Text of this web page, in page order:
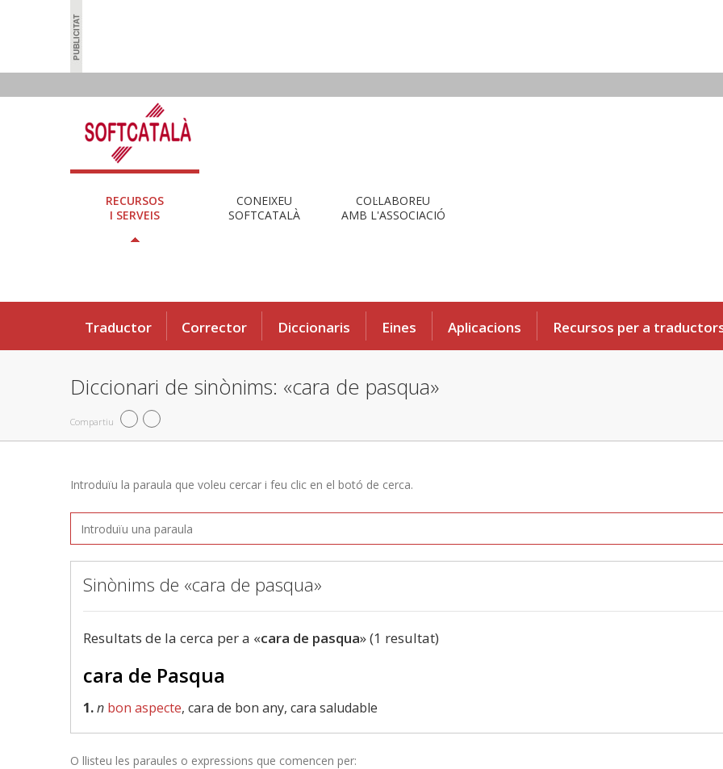
RECURSOS
I SERVEIS
CONEIXEU
SOFTCATALÀ
COL·LABOREU
AMB L'ASSOCIACIÓ
Traductor Corrector Diccionaris Eines Aplicacions Recursos per a
Diccionari de sinònims: «cara de pasqua»
Compartiu
Introduïu la paraula que voleu cercar i feu clic en el botó de cerca.
Sinònims de «cara de pasqua»
Resultats de la cerca per a «cara de pasqua» (1 resultat)
cara de Pasqua
1.n bon aspecte, cara de bon any, cara saludable
O llisteu les paraules o expressions que comencen per: